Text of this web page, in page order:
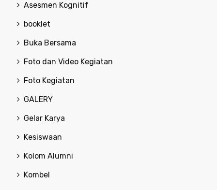
Asesmen Kognitif
booklet
Buka Bersama
Foto dan Video Kegiatan
Foto Kegiatan
GALERY
Gelar Karya
Kesiswaan
Kolom Alumni
Kombel